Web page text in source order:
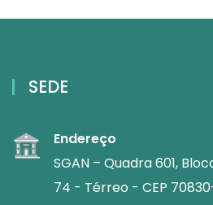
SEDE
Endereço
SGAN – Quadra 601,
74 - Térreo - CEP